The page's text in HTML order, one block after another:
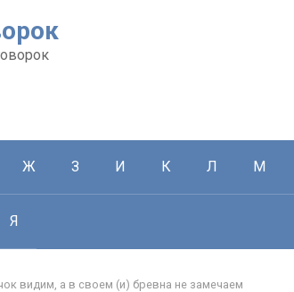
Ж З И К Л М
Я
видим, а в своем (и) бревна не замечаем